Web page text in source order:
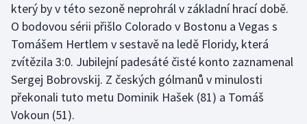
který by v této sezoně neprohrál v základní hrací době.
O bodovou sérii přišlo Colorado v Bostonu a Vegas s
Tomášem Hertlem v sestavě na ledě Floridy, která
zvítězila 3:0. Jubilejní padesáté čisté konto zaznamenal
Sergej Bobrovskij. Z českých gólmanů v minulosti
překonali tuto metu Dominik Hašek (81) a Tomáš
Vokoun (51).